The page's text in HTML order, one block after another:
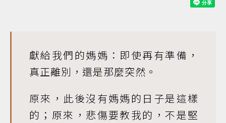
獻給我們的媽媽：即使再有準備，
真正離別，還是那麼突然。
原來，此後沒有媽媽的日子是這樣
的；原來，悲傷要教我的，不是堅